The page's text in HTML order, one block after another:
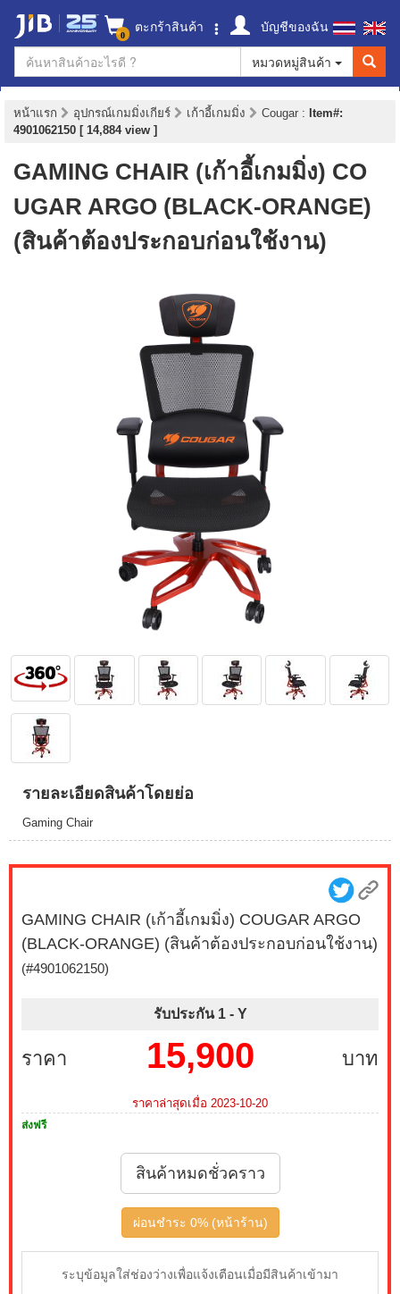
0 ตะกร้าสินค้า
บัญชีของฉัน
หมวดหมู่สินค้า
หน้าแรก อุปกรณ์เกมมิ่งเกียร์ เก้าอี้เกมมิ่ง Cougar : Item#:
4901062150 [ 14,884 view ]
GAMING CHAIR (เก้าอี้เกมมิ่ง) CO
UGAR ARGO (BLACK-ORANGE)
(สินค้าต้องประกอบก่อนใช้งาน)
รายละเอียดสินค้าโดยย่อ
Gaming Chair
GAMING CHAIR (เก้าอี้เกมมิ่ง) COUGAR ARGO
(BLACK-ORANGE) (สินค้าต้องประกอบก่อนใช้งาน)
(#4901062150)
รับประกัน 1 - Y
ราคา บาท
15,900
ราคาล่าสุดเมื่อ 2023-10-20
ส่งฟรี
สินค้าหมดชั่วคราว
ผ่อนชำระ 0% (หน้าร้าน)
ระบุข้อมูลใส่ช่องว่างเพื่อแจ้งเตือนเมื่อมีสินค้าเข้ามา